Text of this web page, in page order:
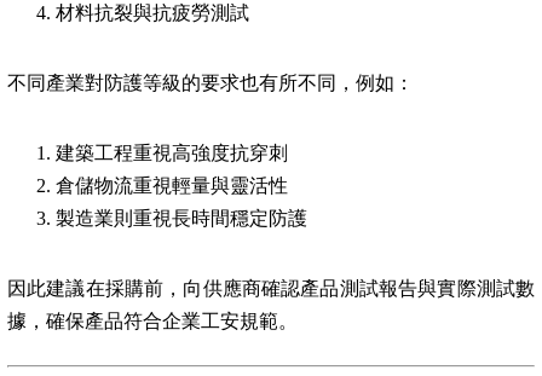
材料抗裂與抗疲勞測試
不同產業對防護等級的要求也有所不同，例如：
建築工程重視高強度抗穿刺
倉儲物流重視輕量與靈活性
製造業則重視長時間穩定防護
因此建議在採購前，向供應商確認產品測試報告與實際測試數
據，確保產品符合企業工安規範。